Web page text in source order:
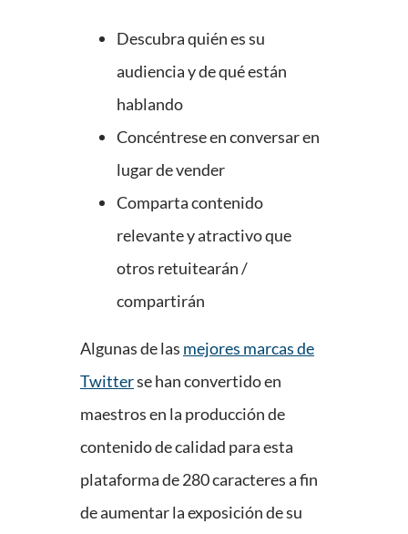
Descubra quién es su
audiencia y de qué están
hablando
Concéntrese en conversar en
lugar de vender
Comparta contenido
relevante y atractivo que
otros retuitearán /
compartirán
Algunas de las mejores marcas de
Twitterse han convertido en
maestros en la producción de
contenido de calidad para esta
plataforma de 280 caracteres a fin
de aumentar la exposición de su